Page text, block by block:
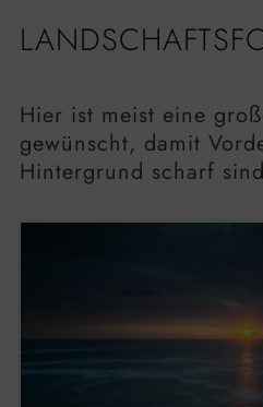
Hier ist meist eine
gewünscht, damit
Hintergrund scharf